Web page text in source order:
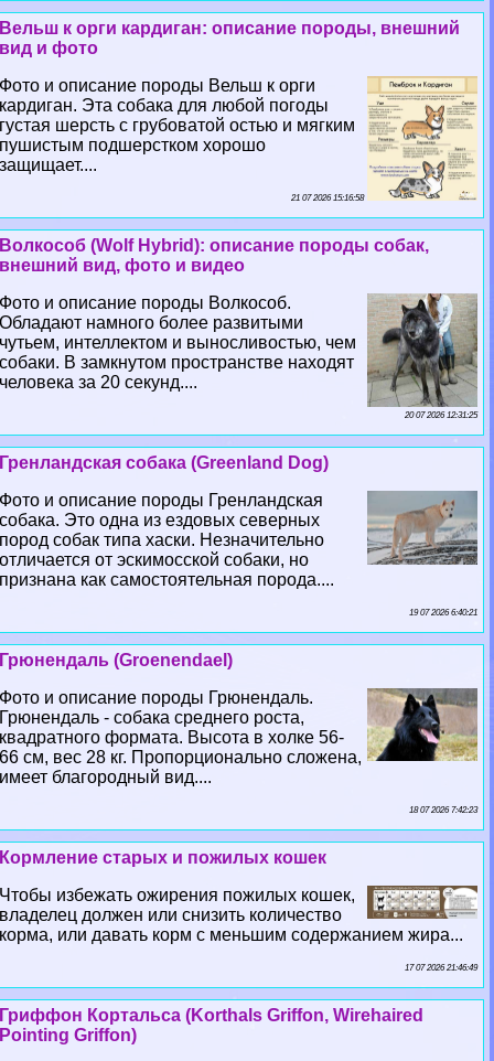
Вельш к opги кардиган: описание породы, внешний
вид и фото
Фото и описание породы Вельш к opги
кардиган. Эта собака для любой погоды
густая шерсть с грубоватой остью и мягким
пушистым подшерстком хорошо
защищает....
21 07 2026 15:16:58
Волкособ (Wolf Hybrid): описание породы собак,
внешний вид, фото и видео
Фото и описание породы Волкособ.
Обладают намного более развитыми
чутьем, интеллектом и выносливостью, чем
собаки. В замкнутом прострaнcтве находят
человека за 20 секунд....
20 07 2026 12:31:25
Гренландская собака (Greenland Dog)
Фото и описание породы Гренландская
собака. Это одна из ездовых северных
пород собак типа хаски. Незначительно
отличается от эскимосской собаки, но
признана как самостоятельная порода....
19 07 2026 6:40:21
Грюнендаль (Groenendael)
Фото и описание породы Грюнендаль.
Грюнендаль - собака среднего роста,
квадратного формата. Высота в холке 56-
66 см, вес 28 кг. Пропорционально сложена,
имеет благородный вид....
18 07 2026 7:42:23
Кормление старых и пожилых кошек
Чтобы избежать ожирения пожилых кошек,
владелец должен или снизить количество
корма, или давать корм с меньшим содержанием жира...
17 07 2026 21:46:49
Гриффон Кортальса (Korthals Griffon, Wirehaired
Pointing Griffon)